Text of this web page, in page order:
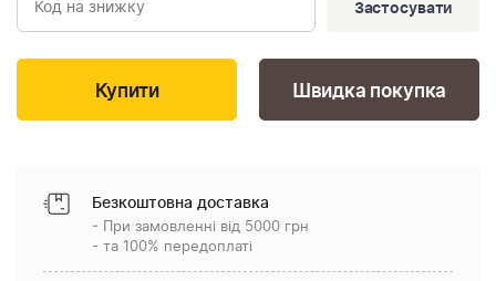
Застосувати
Швидка покупка
Безкоштовна доставка
- При замовленні від 5000 грн
- та 100% передоплаті